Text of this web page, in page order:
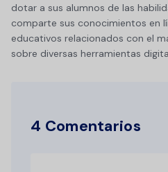
dotar a sus alumnos de las
comparte sus conocimientos en
educativos relacionados con el
sobre diversas herramientas
4 Comentarios